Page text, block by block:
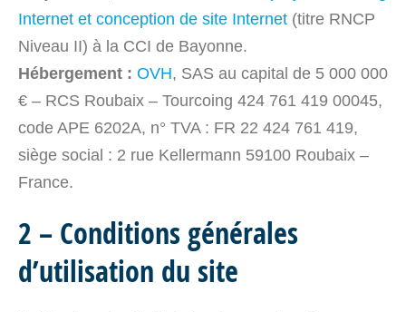
Internet et conception de site Internet (titre RNCP
Niveau II) à la CCI de Bayonne.
Hébergement : OVH, SAS au capital de 5 000 000
€ – RCS Roubaix – Tourcoing 424 761 419 00045,
code APE 6202A, n° TVA : FR 22 424 761 419,
siège social : 2 rue Kellermann 59100 Roubaix –
France.
2 – Conditions générales
d’utilisation du site